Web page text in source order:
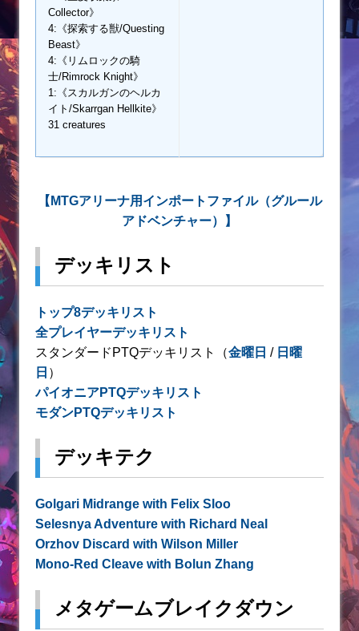
Collector》
4:《探索する獣/Questing
Beast》
4:《リムロックの騎
士/Rimrock Knight》
1:《スカルガンのヘルカ
イト/Skarrgan Hellkite》
31 creatures
【MTGアリーナ用インポートファイル（グルール
アドベンチャー）】
デッキリスト
トップ8デッキリスト
全プレイヤーデッキリスト
スタンダードPTQデッキリスト（金曜日 / 日曜
日 ）
パイオニアPTQデッキリスト
モダンPTQデッキリスト
デッキテク
Golgari Midrange with Felix Sloo
Selesnya Adventure with Richard Neal
Orzhov Discard with Wilson Miller
Mono-Red Cleave with Bolun Zhang
メタゲームブレイクダウン